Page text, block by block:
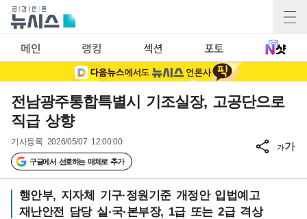
메인 랭킹 섹션 포토
전남광주통합특별시 기조실장, 고공단으로
직급 상향
기사등록 2026/05/07 12:00:00
구글에서 선호하는 매체로 추가
가가
행안부, 지자체 기구·정원기준 개정안 입법예고
재난안전 담당 실·국·본부장, 1급 또는 2급 격상